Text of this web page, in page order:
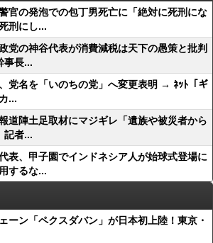
官の発泡での包丁男死亡に「絶対に死刑にな
刑にし...
党の神谷代表が消費減税は天下の愚策と批判
事長...
党名を「いのちの党」へ変更表明 → ﾈｯﾄ「ギ
...
道陣土足取材にマジギレ「遺族や被災者から
記者...
表、甲子園でインドネシア人が始球式登場に
するな...
ーン「ペクスダバン」が日本初上陸！東京・